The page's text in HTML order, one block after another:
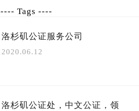
---- Tags ----
洛杉矶公证服务公司
2020.06.12
洛杉矶公证处，中文公证，领